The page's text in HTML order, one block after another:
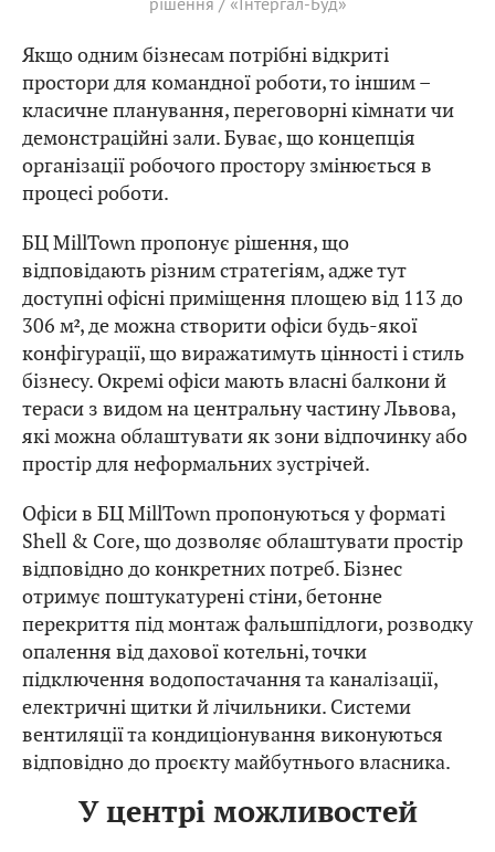
Якщо одним бізнесам потрібні відкриті
простори для командної роботи, то іншим –
класичне планування, переговорні кімнати чи
демонстраційні зали. Буває, що концепція
організації робочого простору змінюється в
процесі роботи.
БЦ MillTown пропонує рішення, що
відповідають різним стратегіям, адже тут
доступні офісні приміщення площею від 113 до
306 м², де можна створити офіси будь-якої
конфігурації, що виражатимуть цінності і стиль
бізнесу. Окремі офіси мають власні балкони й
тераси з видом на центральну частину Львова,
які можна облаштувати як зони відпочинку або
простір для неформальних зустрічей.
Офіси в БЦ MillTown пропонуються у форматі
Shell & Core, що дозволяє облаштувати простір
відповідно до конкретних потреб. Бізнес
отримує поштукатурені стіни, бетонне
перекриття під монтаж фальшпідлоги, розводку
опалення від дахової котельні, точки
підключення водопостачання та каналізації,
електричні щитки й лічильники. Системи
вентиляції та кондиціонування виконуються
відповідно до проєкту майбутнього власника.
У центрі можливостей